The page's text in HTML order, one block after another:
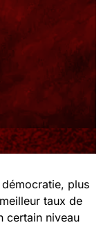
plus
taux de
certain niveau